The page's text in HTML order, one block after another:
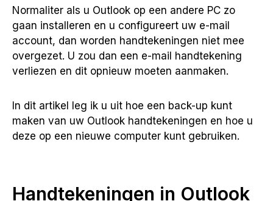
Normaliter als u Outlook op een andere PC zo
gaan installeren en u configureert uw e-mail
account, dan worden handtekeningen niet mee
overgezet. U zou dan een e-mail handtekening
verliezen en dit opnieuw moeten aanmaken.
In dit artikel leg ik u uit hoe een back-up kunt
maken van uw Outlook handtekeningen en hoe u
deze op een nieuwe computer kunt gebruiken.
Handtekeningen in Outlook